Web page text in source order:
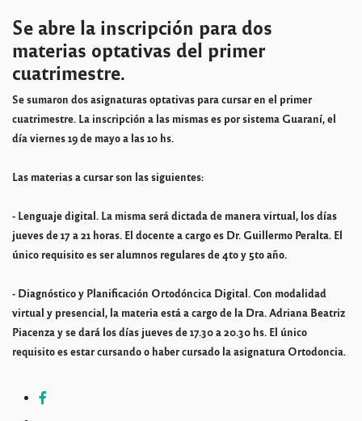
Se abre la inscripción para dos
materias optativas del primer
cuatrimestre.
Se sumaron dos asignaturas optativas para cursar en el primer
cuatrimestre. La inscripción a las mismas es por sistema Guaraní, el
día viernes 19 de mayo a las 10 hs.
Las materias a cursar son las siguientes:
- Lenguaje digital. La misma será dictada de manera virtual, los días
jueves de 17 a 21 horas. El docente a cargo es Dr. Guillermo Peralta. El
único requisito es ser alumnos regulares de 4to y 5to año.
- Diagnóstico y Planificación Ortodóncica Digital. Con modalidad
virtual y presencial, la materia está a cargo de la Dra. Adriana Beatriz
Piacenza y se dará los días jueves de 17.30 a 20.30 hs. El único
requisito es estar cursando o haber cursado la asignatura Ortodoncia.